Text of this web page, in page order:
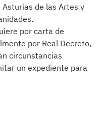
de las Artes y
por carta de
por Real Decreto,
circunstancias
un expediente para